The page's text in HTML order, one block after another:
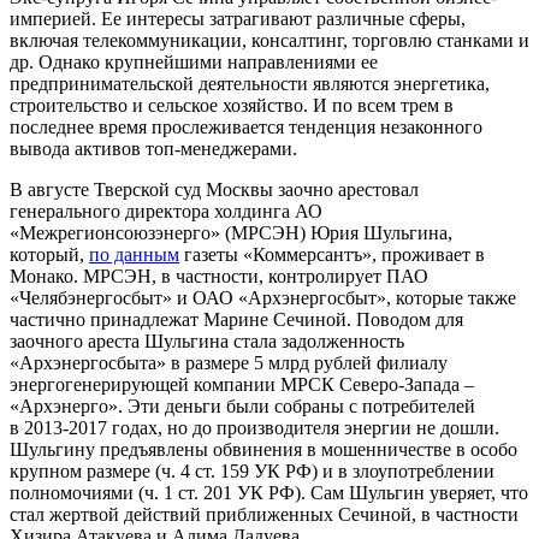
империей. Ее интересы затрагивают различные сферы,
включая телекоммуникации, консалтинг, торговлю станками и
др. Однако крупнейшими направлениями ее
предпринимательской деятельности являются энергетика,
строительство и сельское хозяйство. И по всем трем в
последнее время прослеживается тенденция незаконного
вывода активов топ-менеджерами.
В августе Тверской суд Москвы заочно арестовал
генерального директора холдинга АО
«Межрегионсоюзэнерго» (МРСЭН) Юрия Шульгина,
который, по данным газеты «Коммерсантъ», проживает в
Монако. МРСЭН, в частности, контролирует ПАО
«Челябэнергосбыт» и ОАО «Архэнергосбыт», которые также
частично принадлежат Марине Сечиной. Поводом для
заочного ареста Шульгина стала задолженность
«Архэнергосбыта» в размере 5 млрд рублей филиалу
энергогенерирующей компании МРСК Северо-Запада –
«Архэнерго». Эти деньги были собраны с потребителей
в 2013-2017 годах, но до производителя энергии не дошли.
Шульгину предъявлены обвинения в мошенничестве в особо
крупном размере (ч. 4 ст. 159 УК РФ) и в злоупотреблении
полномочиями (ч. 1 ст. 201 УК РФ). Сам Шульгин уверяет, что
стал жертвой действий приближенных Сечиной, в частности